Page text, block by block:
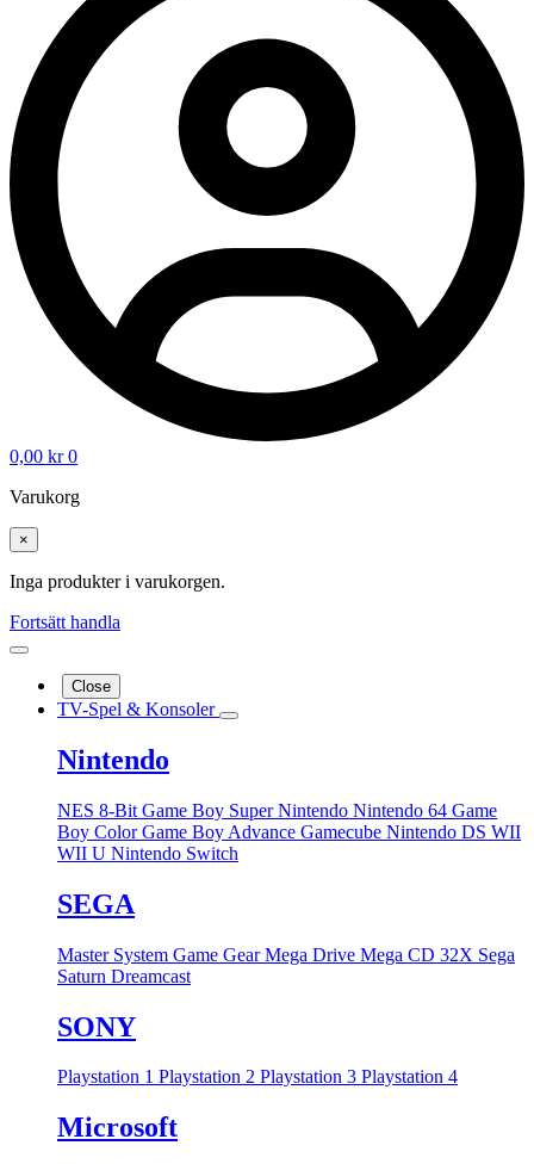
0,00 kr 0
Varukorg
×
Inga produkter i varukorgen.
Fortsätt handla
Close
TV-Spel & Konsoler
Nintendo
NES 8-Bit Game Boy Super Nintendo Nintendo 64 Game
Boy ColorGame Boy Advance Gamecube Nintendo DS WII
WII U Nintendo Switch
SEGA
Master System Game GearMega Drive Mega CD 32X Sega
Saturn Dreamcast
SONY
Playstation 1 Playstation 2 Playstation 3 Playstation 4
Microsoft